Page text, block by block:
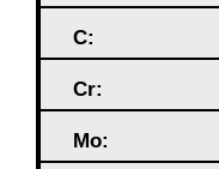
C:
Cr:
Mo: